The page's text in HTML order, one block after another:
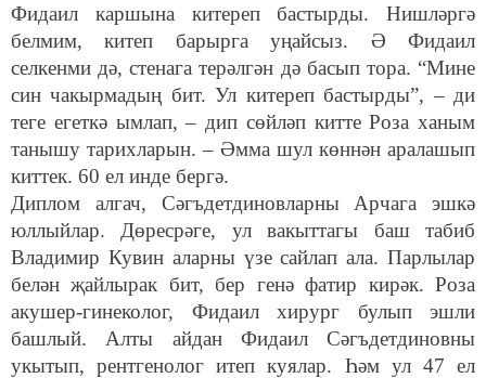
Фидаил каршына китереп бастырды. Нишләргә
белмим, китеп барырга уңайсыз. Ә Фидаил
селкенми дә, стенага терәлгән дә басып тора. “Мине
син чакырмадың бит. Ул китереп бастырды”, – ди
теге егеткә ымлап, – дип сөйләп китте Роза ханым
танышу тарихларын. – Әмма шул көннән аралашып
киттек. 60 ел инде бергә.
Диплом алгач, Сәгъдетдиновларны Арчага эшкә
юллыйлар. Дөресрәге, ул вакыттагы баш табиб
Владимир Кувин аларны үзе сайлап ала. Парлылар
белән җайлырак бит, бер генә фатир кирәк. Роза
акушер-гинеколог, Фидаил хирург булып эшли
башлый. Алты айдан Фидаил Сәгъдетдиновны
укытып, рентгенолог итеп куялар. Һәм ул 47 ел